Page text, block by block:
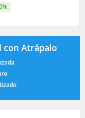
con Atrápalo